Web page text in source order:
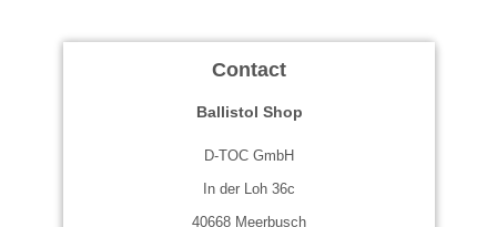
Contact
Ballistol Shop
D-TOC GmbH
In der Loh 36c
40668 Meerbusch